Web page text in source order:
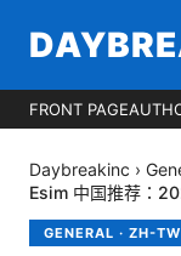
FRONT PAGE
Daybreakinc ›
Esim 中国推荐：
GENERAL · ZH-TW